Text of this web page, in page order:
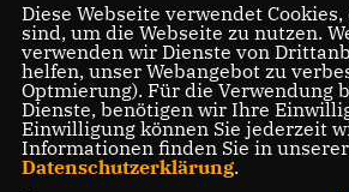
Diese Webseite verwendet
sind, um die Webseite zu nutzen.
verwenden wir Dienste von
helfen, unser Webangebot zu
Optmierung). Für die Verwendung
Dienste, benötigen wir Ihre
Einwilligung können Sie jederzeit
Informationen finden Sie in unserer
Datenschutzerklärung.